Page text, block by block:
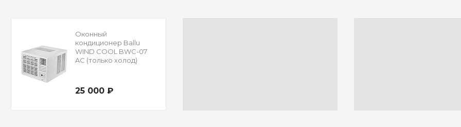
Оконный
кондиционер Ballu
WIND COOL BWC-07
AC (только холод)
25 000 ₽